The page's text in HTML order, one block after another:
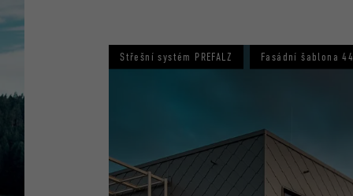
Střešní systém PREFALZ Fasádní šablona